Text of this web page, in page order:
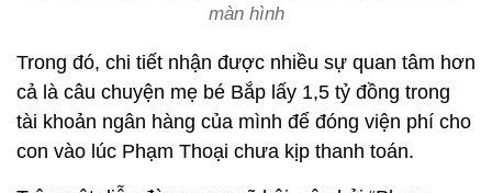
màn hình
Trong đó, chi tiết nhận được nhiều sự quan tâm hơn
cả là câu chuyện mẹ bé Bắp lấy 1,5 tỷ đồng trong
tài khoản ngân hàng của mình để đóng viện phí cho
con vào lúc Phạm Thoại chưa kịp thanh toán.